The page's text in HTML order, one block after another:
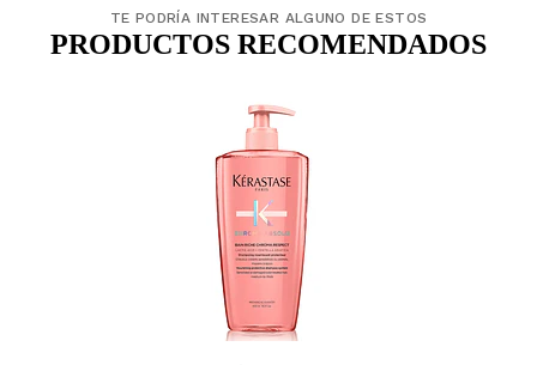
TE PODRÍA INTERESAR ALGUNO DE ESTOS
PRODUCTOS RECOMENDADOS